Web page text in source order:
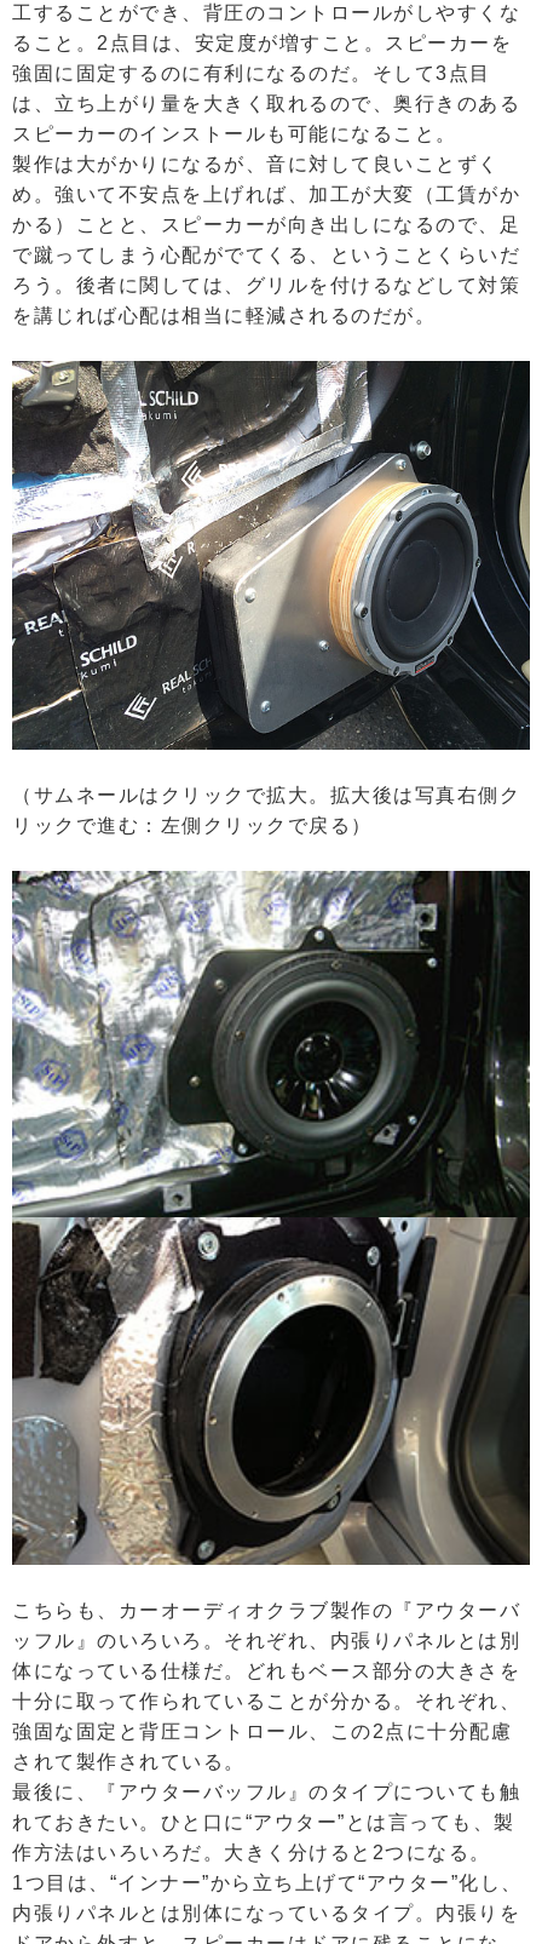
工することができ、背圧のコントロールがしやすくな
ること。2点目は、安定度が増すこと。スピーカーを
強固に固定するのに有利になるのだ。そして3点目
は、立ち上がり量を大きく取れるので、奥行きのある
スピーカーのインストールも可能になること。
製作は大がかりになるが、音に対して良いことずく
め。強いて不安点を上げれば、加工が大変（工賃がか
かる）ことと、スピーカーが向き出しになるので、足
で蹴ってしまう心配がでてくる、ということくらいだ
ろう。後者に関しては、グリルを付けるなどして対策
を講じれば心配は相当に軽減されるのだが。
（サムネールはクリックで拡大。拡大後は写真右側ク
リックで進む：左側クリックで戻る）
こちらも、カーオーディオクラブ製作の『アウターバ
ッフル』のいろいろ。それぞれ、内張りパネルとは別
体になっている仕様だ。どれもベース部分の大きさを
十分に取って作られていることが分かる。それぞれ、
強固な固定と背圧コントロール、この2点に十分配慮
されて製作されている。
最後に、『アウターバッフル』のタイプについても触
れておきたい。ひと口に“アウター”とは言っても、製
作方法はいろいろだ。大きく分けると2つになる。
1つ目は、“インナー”から立ち上げて“アウター”化し、
内張りパネルとは別体になっているタイプ。内張りを